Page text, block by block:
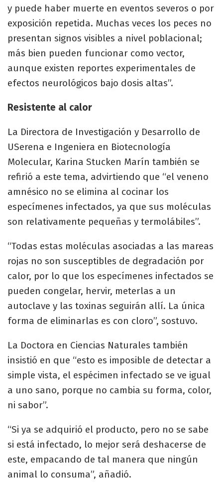
y puede haber muerte en eventos severos o por
exposición repetida. Muchas veces los peces no
presentan signos visibles a nivel poblacional;
más bien pueden funcionar como vector,
aunque existen reportes experimentales de
efectos neurológicos bajo dosis altas”.
Resistente al calor
La Directora de Investigación y Desarrollo de
USerena e Ingeniera en Biotecnología
Molecular, Karina Stucken Marín también se
refirió a este tema, advirtiendo que “el veneno
amnésico no se elimina al cocinar los
especímenes infectados, ya que sus moléculas
son relativamente pequeñas y termolábiles”.
“Todas estas moléculas asociadas a las mareas
rojas no son susceptibles de degradación por
calor, por lo que los especímenes infectados se
pueden congelar, hervir, meterlas a un
autoclave y las toxinas seguirán allí. La única
forma de eliminarlas es con cloro”, sostuvo.
La Doctora en Ciencias Naturales también
insistió en que “esto es imposible de detectar a
simple vista, el espécimen infectado se ve igual
a uno sano, porque no cambia su forma, color,
ni sabor”.
“Si ya se adquirió el producto, pero no se sabe
si está infectado, lo mejor será deshacerse de
este, empacando de tal manera que ningún
animal lo consuma”, añadió.